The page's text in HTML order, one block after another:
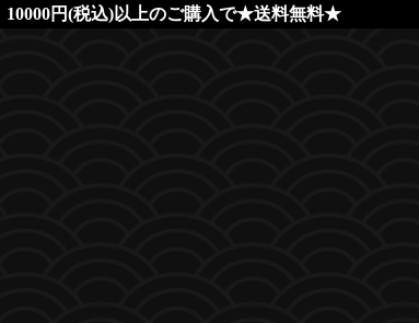
10000円(税込)以上のご購入で★送料無料★